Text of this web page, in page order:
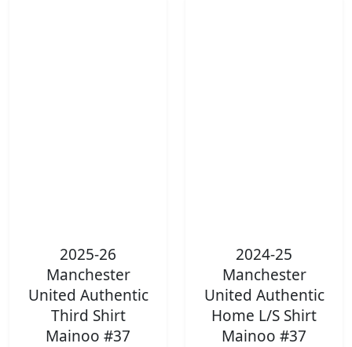
2025-26
Manchester
United Authentic
Third Shirt
Mainoo #37
2024-25
Manchester
United Authentic
Home L/S Shirt
Mainoo #37